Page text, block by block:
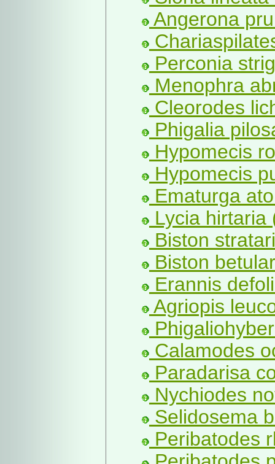
Angerona
Perconia
Menophra
Cleorodes
Phigalia
Hypomecis
Hypomecis
Ematurga
Lycia hirtaria
Biston
Biston
Erannis
Agriopis
Calamodes
Paradarisa
Nychiodes
Selidosema
Peribatodes